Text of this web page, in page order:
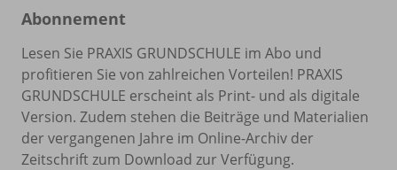
Abonnement
Lesen Sie PRAXIS GRUNDSCHULE im Abo und
profitieren Sie von zahlreichen Vorteilen! PRAXIS
GRUNDSCHULE erscheint als Print- und als digitale
Version. Zudem stehen die Beiträge und Materialien
der vergangenen Jahre im Online-Archiv der
Zeitschrift zum Download zur Verfügung.